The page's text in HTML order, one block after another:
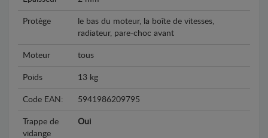
Protège
le bas du moteur, la boîte de vitesses,
radiateur, pare-choc avant
Moteur tous
Poids 13 kg
Code EAN: 5941986209795
Trappe de
vidange
Oui